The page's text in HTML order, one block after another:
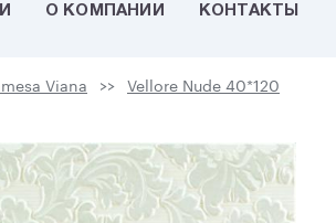
О КОМПАНИИ КОНТАКТЫ
Viana Vellore Nude 40*120